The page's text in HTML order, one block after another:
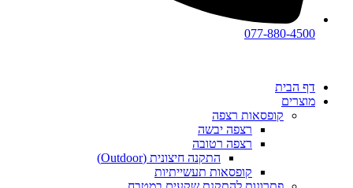
077-880-4500
דף הבית
מוצרים
קופסאות רצפה
רצפה יבשה
רצפה רטובה
התקנה חיצונית (Outdoor)
קופסאות תעשייתיות